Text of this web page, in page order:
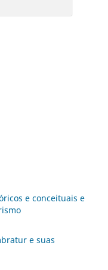
e conceituais e
e suas